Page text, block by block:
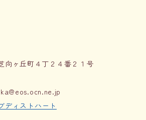
向ヶ丘町４丁２４番２１号
ディストハート